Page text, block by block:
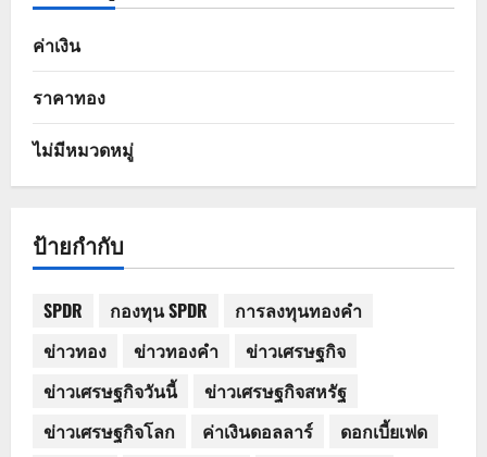
ค่าเงิน
ราคาทอง
ไม่มีหมวดหมู่
ป้ายกำกับ
SPDR กองทุน SPDR
การลงทุนทองคำ
ข่าวทอง
ข่าวทองคำ
ข่าวเศรษฐกิจ
ข่าวเศรษฐกิจวันนี้
ข่าวเศรษฐกิจสหรัฐ
ข่าวเศรษฐกิจโลก
ค่าเงินดอลลาร์
ดอกเบี้ยเฟด